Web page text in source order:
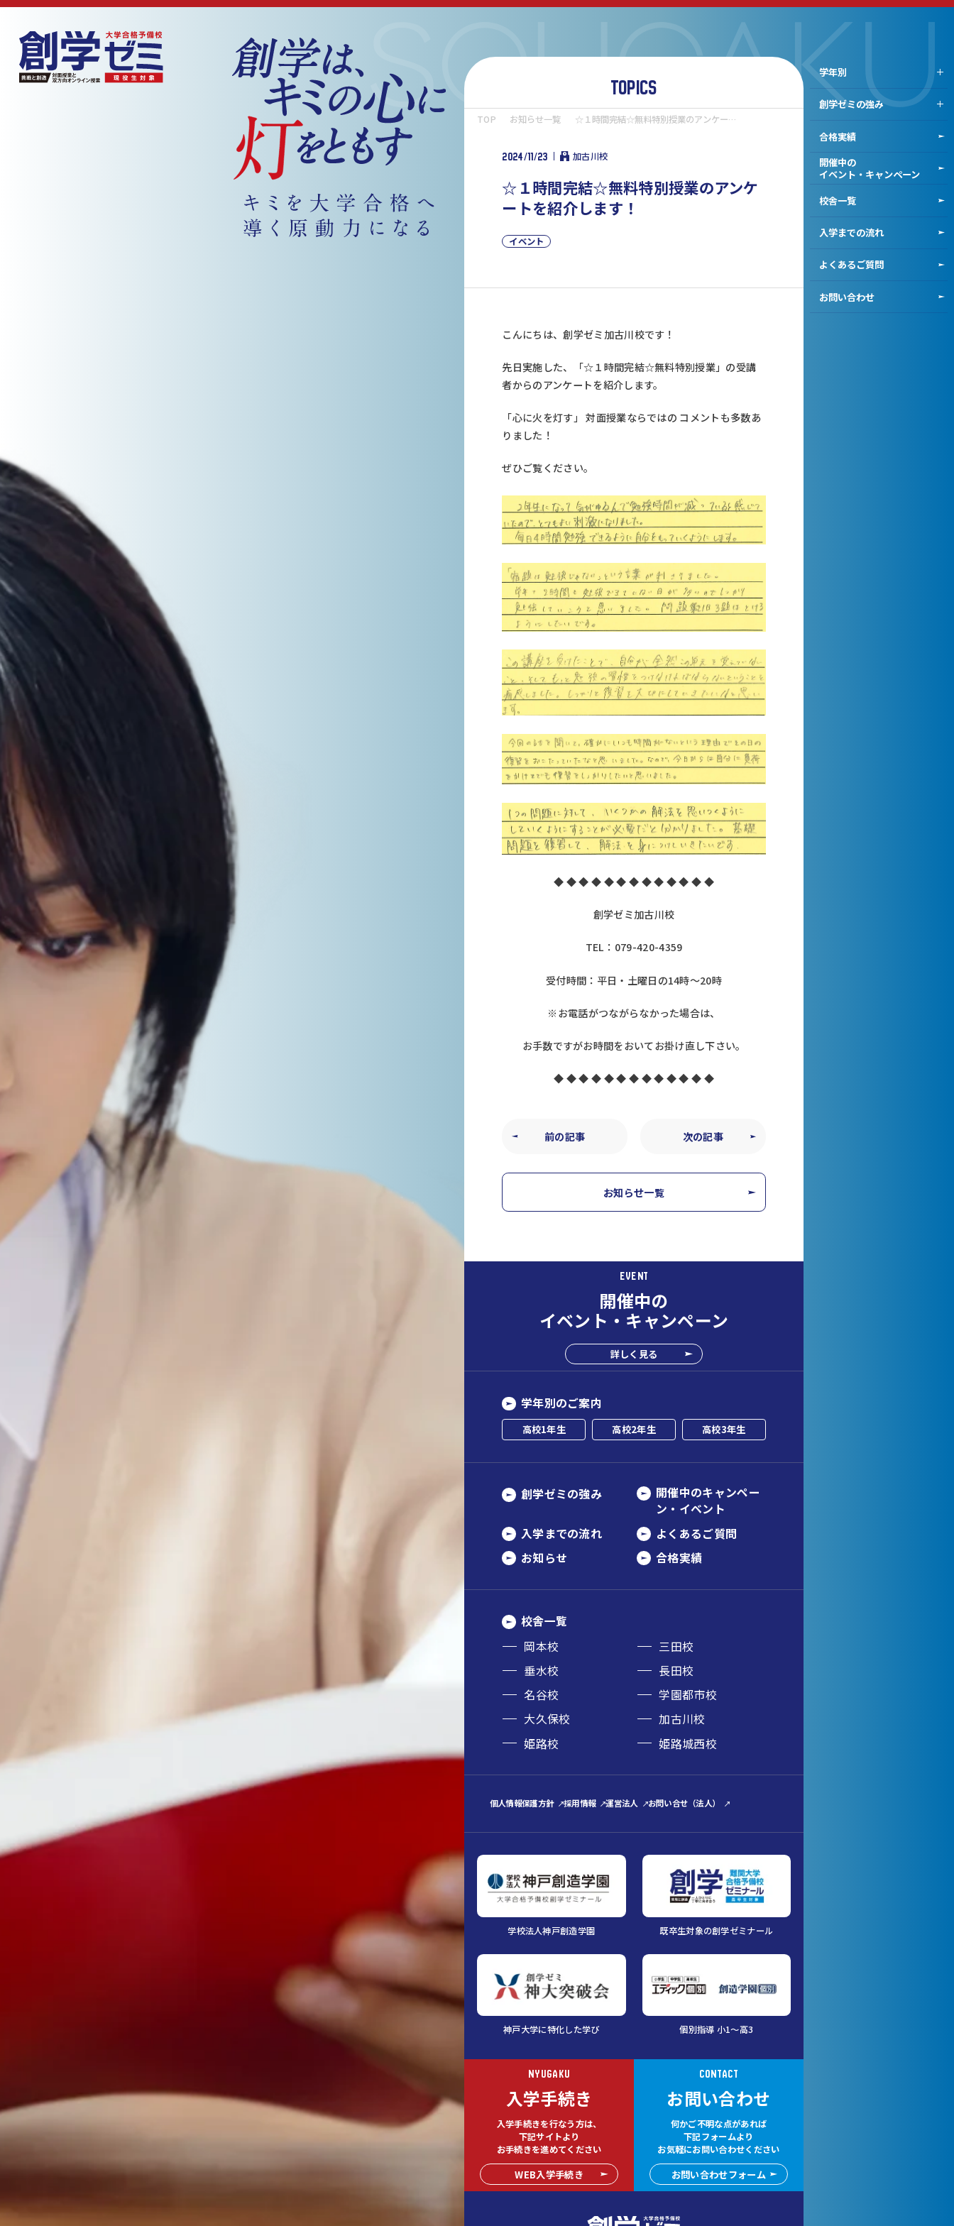
学年別
高校1年生
高校3年生
創学ゼミの強み
鍛える演習
高校生活を成功させる
学習サポート
最適ルートに導く
合格実績
開催中の
イベント・キャンペーン
校舎一覧
入学までの流れ
よくあるご質問
お問い合わせ
TOPICS
TOP お知らせ一覧 ☆１時間完結☆無料特別授業のアンケー…
2024/11/23 加古川校
☆１時間完結☆無料特別授業のアンケ
ートを紹介します！
イベント
こんにちは、創学ゼミ加古川校です！
先日実施した、「☆１時間完結☆無料特別授業」の受講
者からのアンケートを紹介します。
「心に火を灯す」 対面授業ならではの コメントも多数あ
りました！
ぜひご覧ください。
◆ ◆ ◆ ◆ ◆ ◆ ◆ ◆ ◆ ◆ ◆ ◆ ◆
創学ゼミ加古川校
TEL：079-420-4359
受付時間：平日・土曜日の14時～20時
※お電話がつながらなかった場合は、
お手数ですがお時間をおいてお掛け直し下さい。
◆ ◆ ◆ ◆ ◆ ◆ ◆ ◆ ◆ ◆ ◆ ◆ ◆
前の記事 次の記事
お知らせ一覧
EVENT
開催中の
イベント・キャンペーン
詳しく見る
学年別のご案内
高校1年生 高校2年生 高校3年生
創学ゼミの強み
開催中のキャンペー
ン・イベント
入学までの流れ
よくあるご質問
お知らせ
合格実績
校舎一覧
岡本校
三田校
垂水校
長田校
名谷校
学園都市校
大久保校
加古川校
姫路校
姫路城西校
個人情報保護方針 採用情報 運営法人 お問い合せ（法人）
学校法人神戸創造学園 既卒生対象の創学ゼミナール
神戸大学に特化した学び 個別指導 小1～高3
NYUGAKU
入学手続き
入学手続きを行なう方は、
下記サイトより
お手続きを進めてください
WEB入学手続き
CONTACT
お問い合わせ
何かご不明な点があれば
下記フォームより
お気軽にお問い合わせください
お問い合わせフォーム